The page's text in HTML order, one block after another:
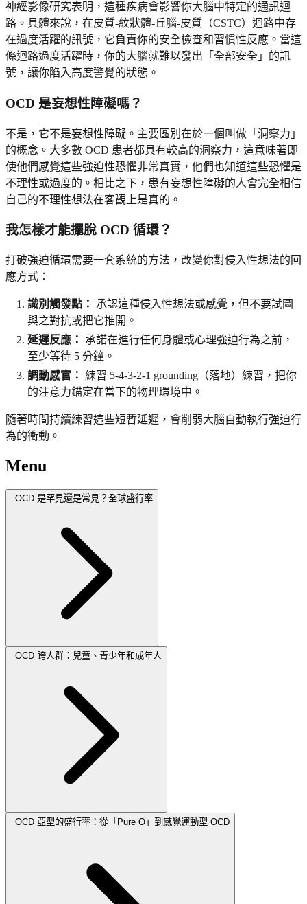
神經影像研究表明，這種疾病會影響你大腦中特定的通訊迴
路。具體來說，在皮質-紋狀體-丘腦-皮質（CSTC）迴路中存
在過度活躍的訊號，它負責你的安全檢查和習慣性反應。當這
條迴路過度活躍時，你的大腦就難以發出「全部安全」的訊
號，讓你陷入高度警覺的狀態。
OCD 是妄想性障礙嗎？
不是，它不是妄想性障礙。主要區別在於一個叫做「洞察力」
的概念。大多數 OCD 患者都具有較高的洞察力，這意味著即
使他們感覺這些強迫性恐懼非常真實，他們也知道這些恐懼是
不理性或過度的。相比之下，患有妄想性障礙的人會完全相信
自己的不理性想法在客觀上是真的。
我怎樣才能擺脫 OCD 循環？
打破強迫循環需要一套系統的方法，改變你對侵入性想法的回
應方式：
識別觸發點：
承認這種侵入性想法或感覺，但不要試圖
與之對抗或把它推開。
延遲反應：
承諾在進行任何身體或心理強迫行為之前，
至少等待 5 分鐘。
調動感官： 練習 5-4-3-2-1 grounding（落地）練習，把你
的注意力錨定在當下的物理環境中。
隨著時間持續練習這些短暫延遲，會削弱大腦自動執行強迫行
為的衝動。
Menu
OCD 是罕見還是常見？全球盛行率
OCD 跨人群：兒童、青少年和成年人
OCD 亞型的盛行率：從「Pure O」到感覺運動型 OCD